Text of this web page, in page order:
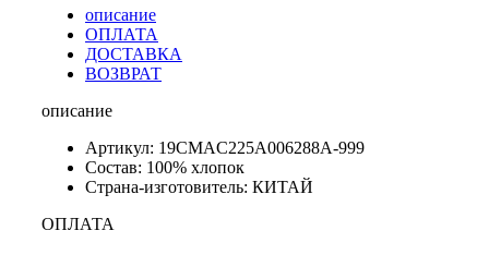
описание
ОПЛАТА
ДОСТАВКА
ВОЗВРАТ
описание
Артикул: 19CMAC225A006288A-999
Состав: 100% хлопок
Страна-изготовитель: КИТАЙ
ОПЛАТА